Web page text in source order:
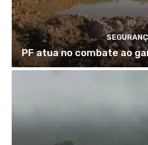
PF atua no combate ao